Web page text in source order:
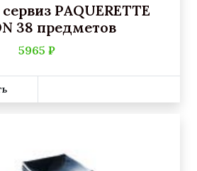
PAQUERETTE
38 предметов
5965 ₽